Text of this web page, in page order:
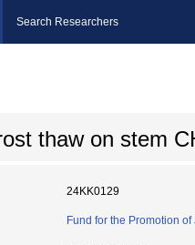
Search Researchers
thaw on stem
24KK0129
Fund for the Promotion